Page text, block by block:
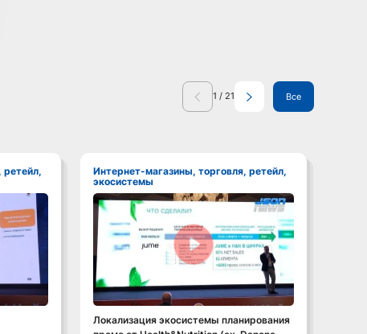
1 / 21 Все
Интернет-магазины, торговля, ретейл,
экосистемы
Смотреть видео
Локализация экосистемы планирования